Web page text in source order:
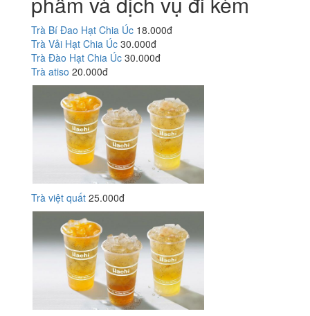
Trà Bí Đao Hạt Chia Úc 18.000đ
Trà Vải Hạt Chia Úc 30.000đ
Trà Đào Hạt Chia Úc 30.000đ
Trà atiso 20.000đ
Trà việt quất 25.000đ